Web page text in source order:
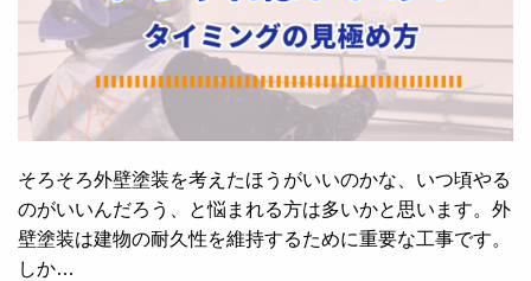
そろそろ外壁塗装を考えたほうがいいのかな、いつ頃やる
のがいいんだろう、と悩まれる方は多いかと思います。外
壁塗装は建物の耐久性を維持するために重要な工事です。
しか…